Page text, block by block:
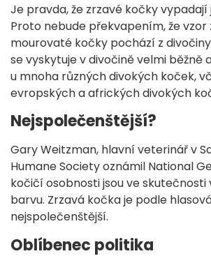
Je pravda, že zrzavé kočky
Proto nebude překvapením, že vzor
mourovaté kočky pochází z
se vyskytuje v divočině velmi běžně
u mnoha různých divokých koček,
evropských a afrických divokých
Nejspolečenštější?
Gary Weitzman, hlavní veterinář v
Humane Society oznámil National
kočičí osobnosti jsou ve skutečnosti
barvu. Zrzavá kočka je podle
nejspolečenštější.
Oblíbenec politika